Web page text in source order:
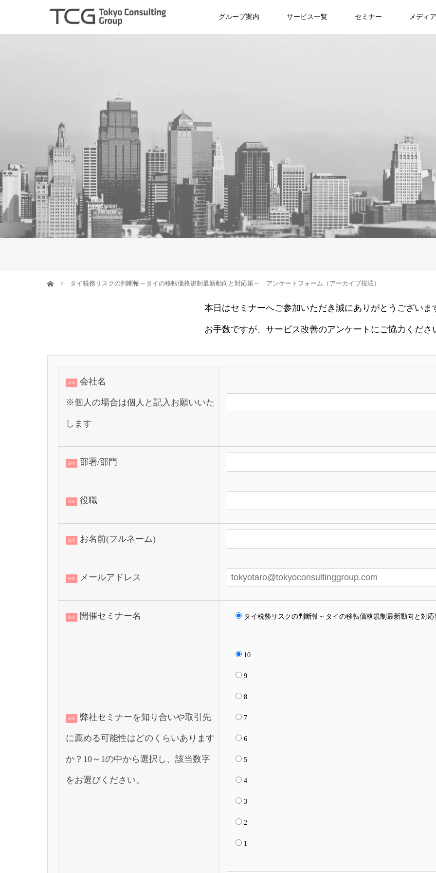
グループ案内 サービス一覧 セミナー メディア
タイ税務リスクの判断軸～タイの移転価格規制最新動向と対応策～ アンケートフォーム（アーカイブ視聴）
本日はセミナーへご参加いただき誠にありがとうございま
お手数ですが、サービス改善のアンケートにご協力くださ
必須 会社名
※個人の場合は個人と記入お願いいた
します
必須 部署/部門
必須 役職
必須 お名前(フルネーム)
必須 メールアドレス
必須 開催セミナー名 タイ税務リスクの判断軸～タイの移転価格規制最新動向と対応
必須 弊社セミナーを知り合いや取引先
に薦める可能性はどのくらいあります
か？10～1の中から選択し、該当数字
をお選びください。
10
9
8
7
6
5
4
3
2
1